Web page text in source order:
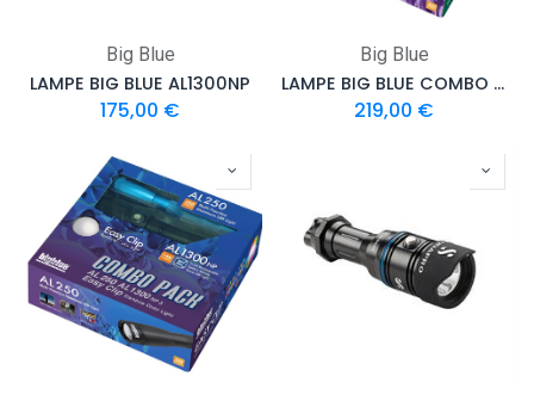
Big Blue
LAMPE BIG BLUE AL1300NP
175,00 €
Big Blue
LAMPE BIG BLUE COMBO PACK AL450WM TAIL & AL1300NP & EASY CLIP RAINBOW
219,00 €